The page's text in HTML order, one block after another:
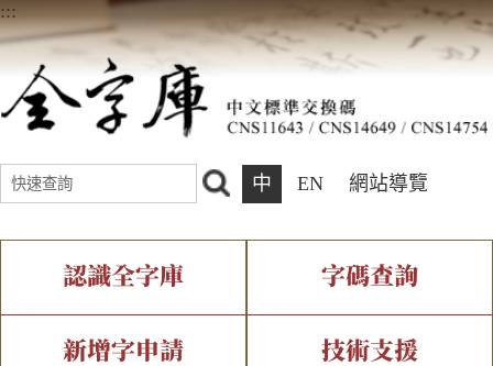
:::
中 EN 網站導覽
認識全字庫
全字庫介紹 全字庫現況
字碼查詢
IDS查詢 部件查詢
新增字申請 技術支援